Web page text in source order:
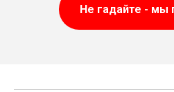
Не гадайте - мы